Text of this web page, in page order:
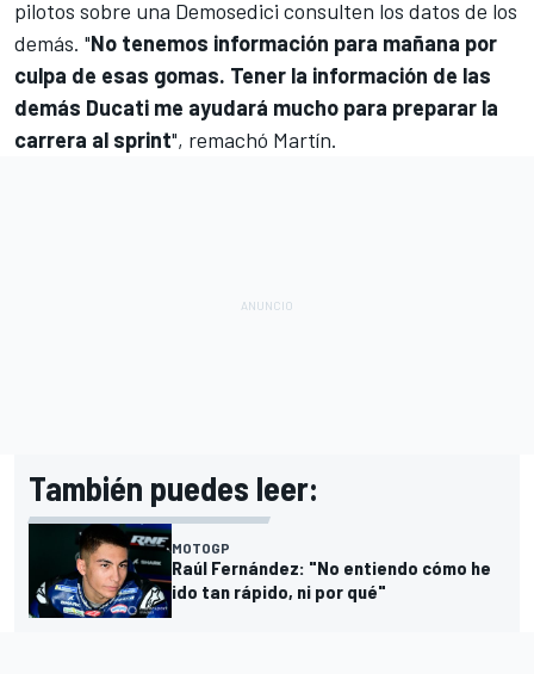
pilotos sobre una Demosedici consulten los datos de los
demás. "No tenemos información para mañana por
culpa de esas gomas. Tener la información de las
demás Ducati me ayudará mucho para preparar la
carrera al sprint", remachó Martín.
También puedes leer:
MOTOGP
Raúl Fernández: "No entiendo cómo he
ido tan rápido, ni por qué"